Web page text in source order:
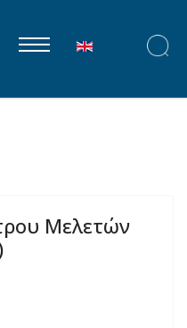
Επιλέξτε τη
Μελετών